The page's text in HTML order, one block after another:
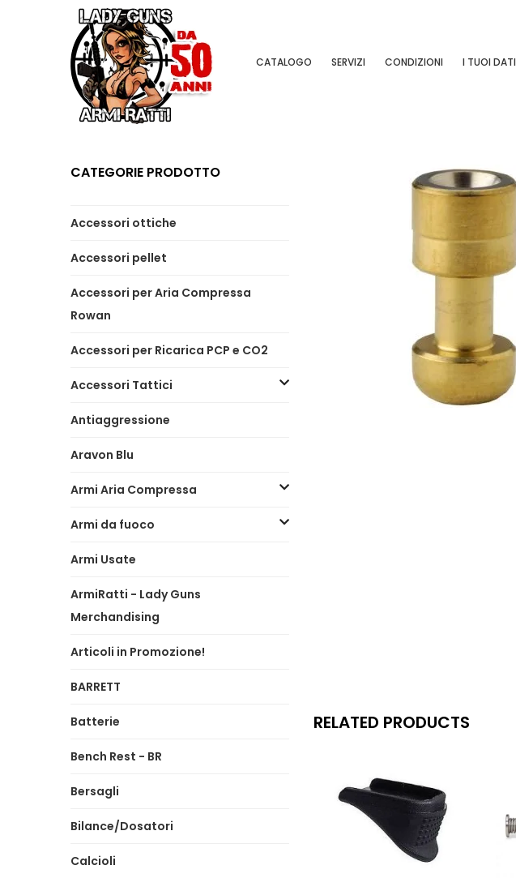
CATALOGO SERVIZI CONDIZIONI I TUOI DATI
RELATED PRODUCTS
CATEGORIE PRODOTTO
Accessori ottiche
Accessori pellet
Accessori per Aria Compressa
Rowan
Accessori per Ricarica PCP e CO2
Accessori Tattici
Antiaggressione
Aravon Blu
Armi Aria Compressa
Armi da fuoco
Armi Usate
ArmiRatti - Lady Guns
Merchandising
Articoli in Promozione!
BARRETT
Batterie
Bench Rest - BR
Bersagli
Bilance/Dosatori
Calcioli